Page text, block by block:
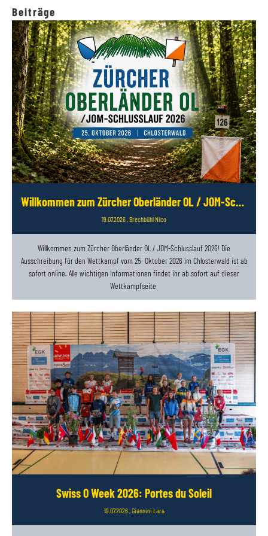
Beiträge
Willkommen zum Zürcher Oberländer OL / JOM-Schlusslauf 2026
19.07.2026 , Brechbühl Nico
Willkommen zum Zürcher Oberländer OL / JOM-Schlusslauf 2026! Die
Ausschreibung für den Wettkampf vom 25. Oktober 2026 im Chlosterwald ist ab
sofort online. Alle wichtigen Informationen findet ihr ab sofort auf dieser
Wettkampfseite.
Swiss O Week 2026: Portes du Soleil
19.07.2026, Giannini Lara